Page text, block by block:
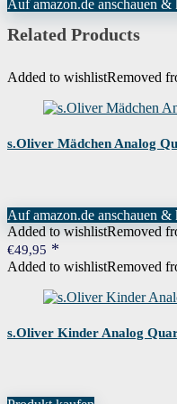
Höhe des Gehäuses
Gehäusematerial
Anzeige
Glas
Auf amazon.de anschauen &
Related Products
Added to wishlistRemoved
s.Oliver Mädchen Analog
Auf amazon.de anschauen &
Added to wishlistRemoved
€49,95
Added to wishlistRemoved
s.Oliver Kinder Analog